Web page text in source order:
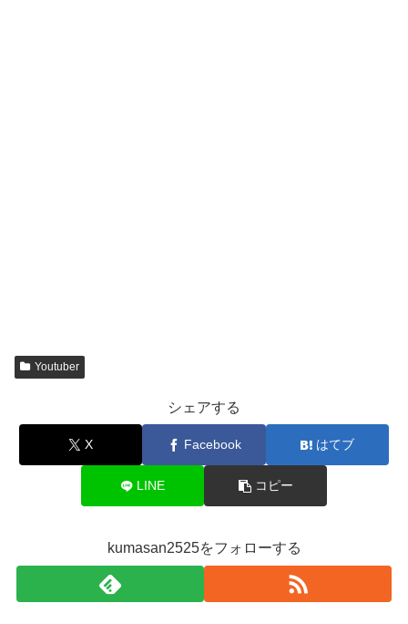
Youtuber
シェアする
X Facebook はてブ
LINE コピー
kumasan2525をフォローする